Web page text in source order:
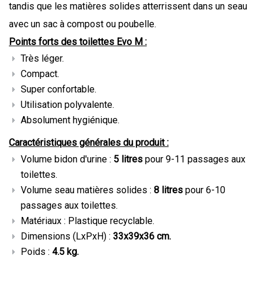
tandis que les matières solides atterrissent dans un seau
avec un sac à compost ou poubelle.
Points forts des toilettes Evo M :
Très léger.
Compact.
Super confortable.
Utilisation polyvalente.
Absolument hygiénique.
Caractéristiques générales du produit :
Volume bidon d'urine : 5 litres pour 9-11 passages aux
toilettes.
Volume seau matières solides : 8 litres pour 6-10
passages aux toilettes.
Matériaux : Plastique recyclable.
Dimensions (LxPxH) : 33x39x36 cm.
Poids : 4.5 kg.